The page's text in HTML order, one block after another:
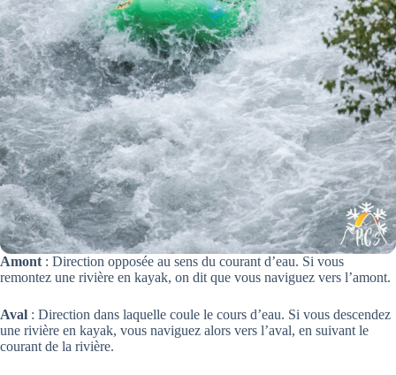
Amont : Direction opposée au sens du courant d’eau. Si vous
remontez une rivière en kayak, on dit que vous naviguez vers l’amont.
Aval : Direction dans laquelle coule le cours d’eau. Si vous descendez
une rivière en kayak, vous naviguez alors vers l’aval, en suivant le
courant de la rivière.